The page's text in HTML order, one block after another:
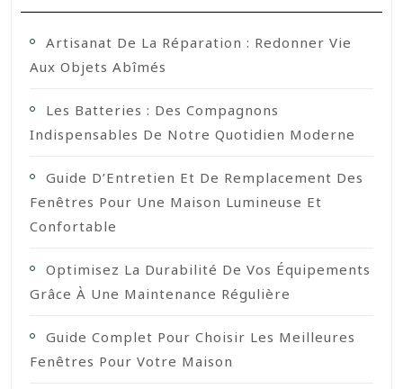
Artisanat De La Réparation : Redonner Vie
Aux Objets Abîmés
Les Batteries : Des Compagnons
Indispensables De Notre Quotidien Moderne
Guide D’Entretien Et De Remplacement Des
Fenêtres Pour Une Maison Lumineuse Et
Confortable
Optimisez La Durabilité De Vos Équipements
Grâce À Une Maintenance Régulière
Guide Complet Pour Choisir Les Meilleures
Fenêtres Pour Votre Maison